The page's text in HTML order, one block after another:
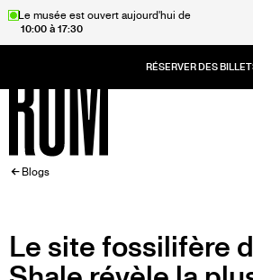
AllerLe musée est ouvert aujourd'hui de
10:00 à 17:30
Accueil
FIL
D'ARIANE
Blogs
Le site fossilifère